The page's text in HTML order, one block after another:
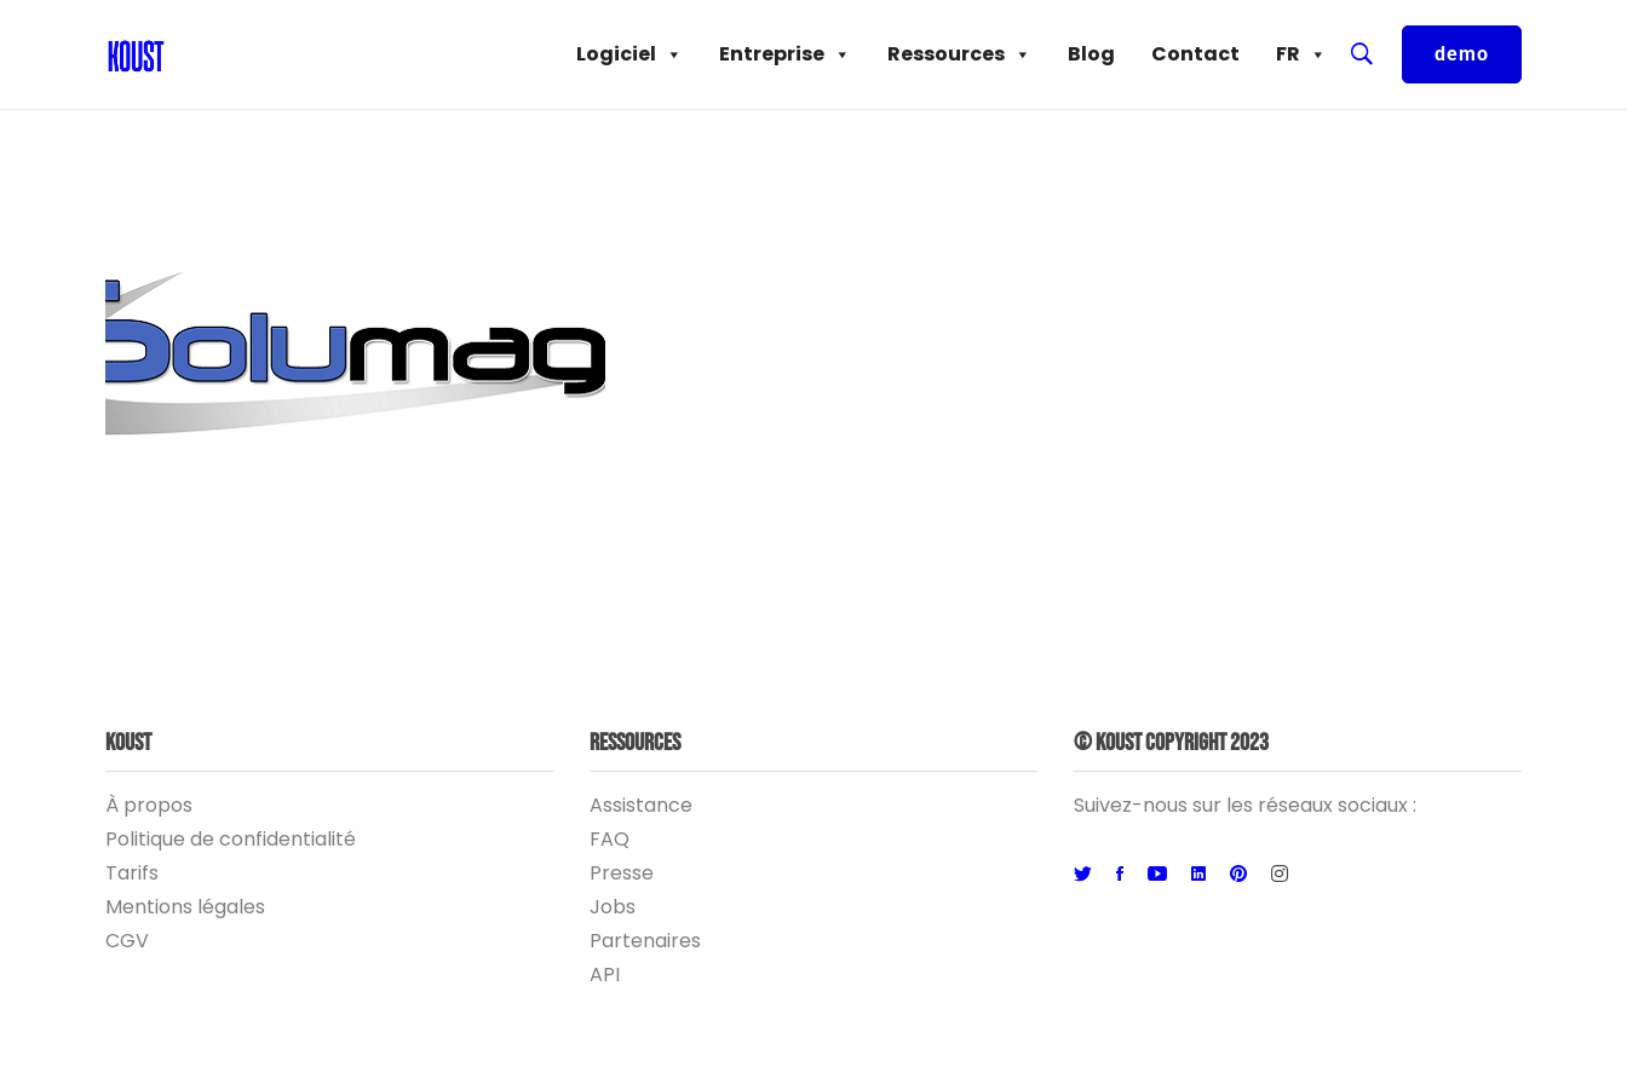
FR
Contact
Blog
Ressources
Entreprise
Logiciel demo
Koust
À propos
Politique de confidentialité
Tarifs
Mentions légales
CGV
Ressources
Assistance
FAQ
Presse
Jobs
Partenaires
API
© Koust Copyright 2023
Suivez-nous sur les réseaux sociaux :